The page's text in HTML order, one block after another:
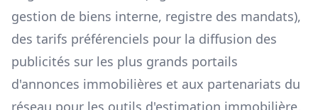
gestion de biens interne, registre des mandats),
des tarifs préférenciels pour la diffusion des
publicités sur les plus grands portails
d'annonces immobilières et aux partenariats du